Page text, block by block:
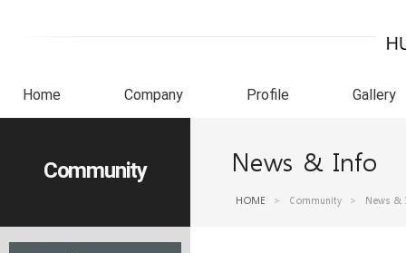
Home Company Profile Gallery
Community News & Info
HOME > Community > News &